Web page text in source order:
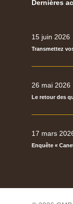
Dernières
15 juin 2026
Transmettez
26 mai 2026
Le retour des
17 mars
Enquête «